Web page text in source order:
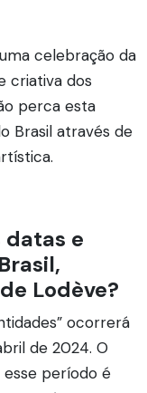
celebração da
criativa dos
perca esta
Brasil através de
datas e
Lodève?
ocorrerá
de 2024. O
período é